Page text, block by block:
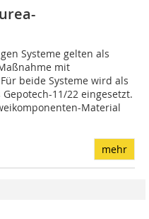
Systeme gelten als
mit
beide Systeme wird als
Gepotech-11/22 eingesetzt.
Material
mehr